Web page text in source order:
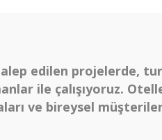
edilen projelerde,
ile çalışıyoruz.
ve bireysel